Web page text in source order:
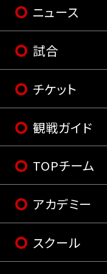
ニュース
試合
チケット
観戦ガイド
TOPチーム
アカデミー
スクール